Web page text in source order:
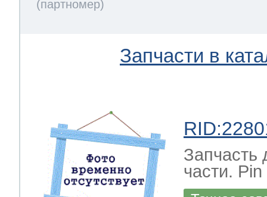
Запчасти в
Запчасть
части.